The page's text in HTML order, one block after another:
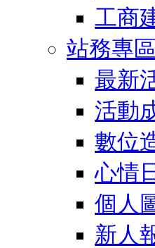
工商
站務專區
最新
活動
數位
心情
個人
新人